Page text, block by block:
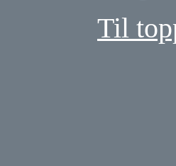
Til